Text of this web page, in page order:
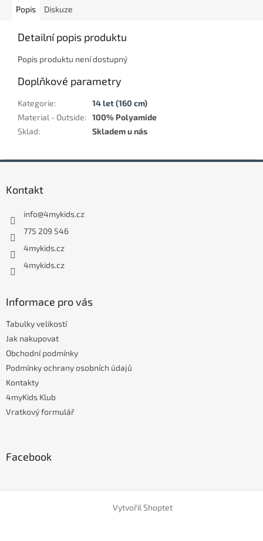
Popis Diskuze
Detailní popis produktu
Popis produktu není dostupný
Doplňkové parametry
Kategorie:
14 let (160 cm)
Material - Outside: 100% Polyamide
Sklad: Skladem u nás
Kontakt
info@4mykids.cz
775 209 546
4mykids.cz
4mykids.cz
Informace pro vás
Tabulky velikostí
Jak nakupovat
Obchodní podmínky
Podmínky ochrany osobních údajů
Kontakty
4myKids Klub
Vratkový formulář
Facebook
Vytvořil Shoptet